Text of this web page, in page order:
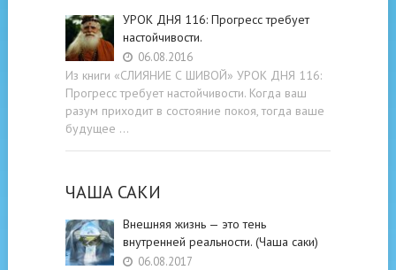
УРОК ДНЯ 116: Прогресс требует
настойчивости.
06.08.2016
Из книги «СЛИЯНИЕ С ШИВОЙ» УРОК ДНЯ 116:
Прогресс требует настойчивости. Когда ваш
разум приходит в состояние покоя, тогда ваше
будущее …
ЧАША САКИ
Внешняя жизнь — это тень
внутренней реальности. (Чаша саки)
06.08.2017